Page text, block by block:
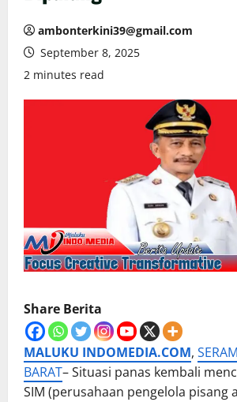
ambonterkini39@gmail.com
September 8, 2025
2 minutes read
Share Berita
MALUKU INDOMEDIA.COM,
BARAT– Situasi panas kembali
SIM (perusahaan pengelola pisang